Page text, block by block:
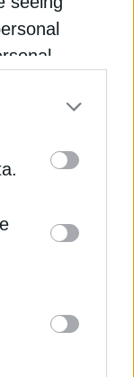
opt-out
IAB’s list
by us to
για
SMR